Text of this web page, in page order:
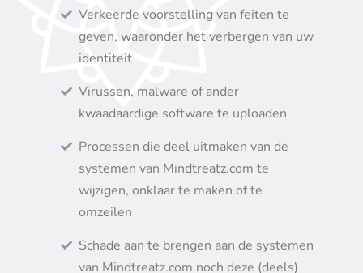
Verkeerde voorstelling van feiten te
geven, waaronder het verbergen van uw
identiteit
Virussen, malware of ander
kwaadaardige software te uploaden
Processen die deel uitmaken van de
systemen van Mindtreatz.com te
wijzigen, onklaar te maken of te
omzeilen
Schade aan te brengen aan de systemen
van Mindtreatz.com noch deze (deels)